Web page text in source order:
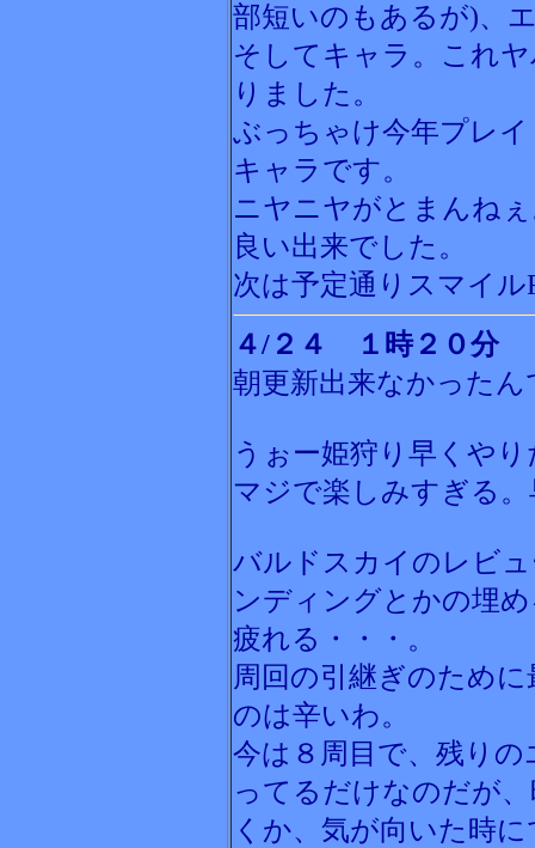
部短いのもあるが)、
そしてキャラ。これ
りました。
ぶっちゃけ今年プレ
キャラです。
ニヤニヤがとまんね
良い出来でした。
次は予定通りスマイ
４/２４ １時２０分
朝更新出来なかった
うぉー姫狩り早くや
マジで楽しみすぎる
バルドスカイのレビ
ンディングとかの埋
疲れる・・・。
周回の引継ぎのため
のは辛いわ。
今は８周目で、残り
ってるだけなのだが
くか、気が向いた時